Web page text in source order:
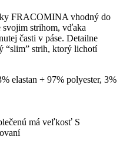
FRACOMINA vhodný do
svojim strihom, vďaka
časti v páse. Detailne
“slim” strih, ktorý lichotí
elastan + 97% polyester, 3%
má veľkosť S